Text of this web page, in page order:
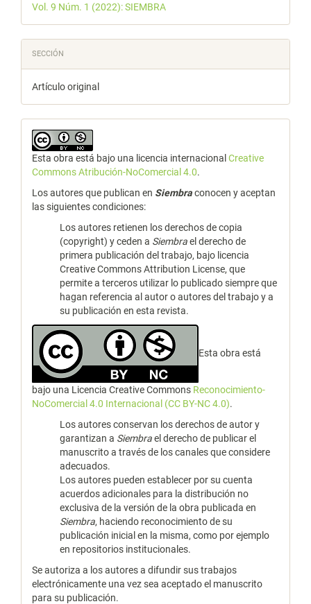
Vol. 9 Núm. 1 (2022): SIEMBRA
SECCIÓN
Artículo original
Esta obra está bajo una licencia internacional Creative
Commons Atribución-NoComercial 4.0.
Los autores que publican en Siembraconocen y aceptan
las siguientes condiciones:
Los autores retienen los derechos de copia
(copyright) y ceden a Siembrael derecho de
primera publicación del trabajo, bajo licencia
Creative Commons Attribution License, que
permite a terceros utilizar lo publicado siempre que
hagan referencia al autor o autores del trabajo y a
su publicación en esta revista.
Esta obra está
bajo una Licencia Creative Commons Reconocimiento-
NoComercial 4.0 Internacional (CC BY-NC 4.0).
Los autores conservan los derechos de autor y
garantizan a Siembrael derecho de publicar el
manuscrito a través de los canales que considere
adecuados.
Los autores pueden establecer por su cuenta
acuerdos adicionales para la distribución no
exclusiva de la versión de la obra publicada en
Siembra, haciendo reconocimiento de su
publicación inicial en la misma, como por ejemplo
en repositorios institucionales.
Se autoriza a los autores a difundir sus trabajos
electrónicamente una vez sea aceptado el manuscrito
para su publicación.